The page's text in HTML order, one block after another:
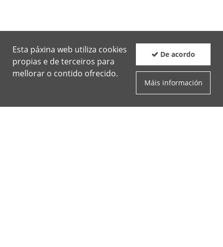
Esta páxina web utiliza cookies
propias e de terceiros para
mellorar o contido ofrecido.
De acordo
Máis información